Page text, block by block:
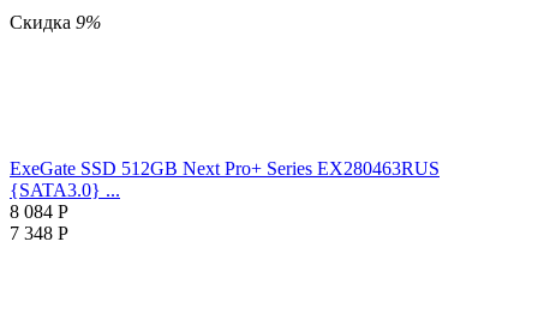
Скидка 9%
ExeGate SSD 512GB Next Pro+ Series EX280463RUS
{SATA3.0} ...
8 084 Р
7 348 Р